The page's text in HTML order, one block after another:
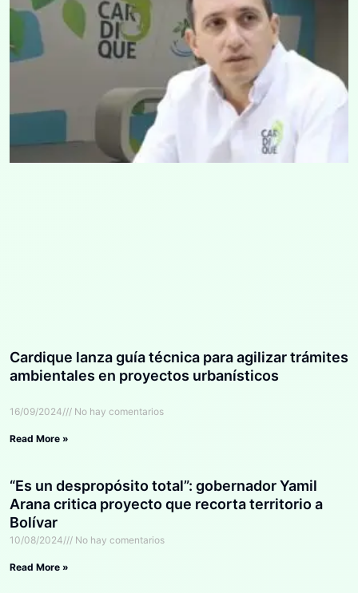
Cardique lanza guía técnica para agilizar trámites
ambientales en proyectos urbanísticos
16/09/2024 No hay comentarios
Read More »
“Es un despropósito total”: gobernador Yamil
Arana critica proyecto que recorta territorio a
Bolívar
10/08/2024 No hay comentarios
Read More »